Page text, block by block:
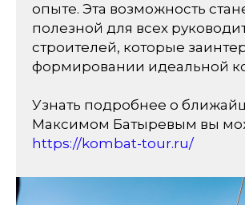
опыте. Эта возможность
полезной для всех
строителей, которые
формировании идеальной
Узнать подробнее о
Максимом Батыревым вы
https://kombat-tour.ru/